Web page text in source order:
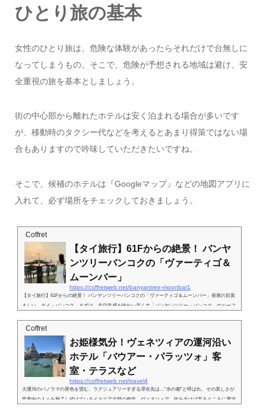
ひとり旅の基本
女性のひとり旅は、危険な体験があったらそれだけで台無しに
なってしまうもの。そこで、危険が予想される地域は避け、安
全重視の旅を基本としましょう。
街の中心部から離れたホテルは安く泊まれる場合が多いです
が、移動時のタクシー代などを考えるとあまり得策ではない場
合もありますので吟味していただきたいですね。
そこで、候補のホテルは『Googleマップ』などの地図アプリに
入れて、必ず場所をチェックしておきましょう。
Coffret
【タイ旅行】61Fからの絶景！ バンヤ
ンツリーバンコクの「ヴァーティゴ＆
ムーンバー」
https://coffretweb.net/banyantree-moonbar1
【タイ旅行】61Fからの絶景！ バンヤンツリーバンコクの「ヴァーティゴ＆ムーンバー」発展の目覚
ましい、タイ・バンコク。まずは、非日常感を味わい尽くす「バンヤンツリー・バンコク」のルーフ
つ、細身のビジュアルが目を惹くラグジュアリーホテル「バンヤンツリー・バンコク」。とりわけ最
上階にある「ヴァーティゴ&ムーンバー」は有名で、バンコクに数あるルーフトップバーの中でも、
眺望の素晴らしさで抜きんでている存在...
Coffret
お姫様気分！ヴェネツィアの運河沿い
ホテル「バウアー・パラッツォ」客
室・テラスなど
https://coffretweb.net/travel4
大運河のパノラマの景色を望む、ラグジュアリーすぎる滞在先は…“水の都”と呼ばれ、その美しさが
世界中の人々を魅了し続けているイタリア北部の都市、ヴェネツィア。街を歩けば至るところに運河